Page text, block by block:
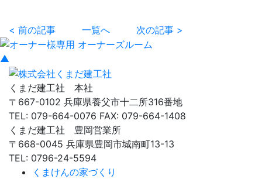
< 前の記事 一覧へ 次の記事 >
▲
くまだ建工社 本社
〒667-0102 兵庫県養父市十二所316番地
TEL: 079-664-0076 FAX: 079-664-1408
くまだ建工社 豊岡営業所
〒668-0045 兵庫県豊岡市城南町13-13
TEL: 0796-24-5594
くまけんの家づくり